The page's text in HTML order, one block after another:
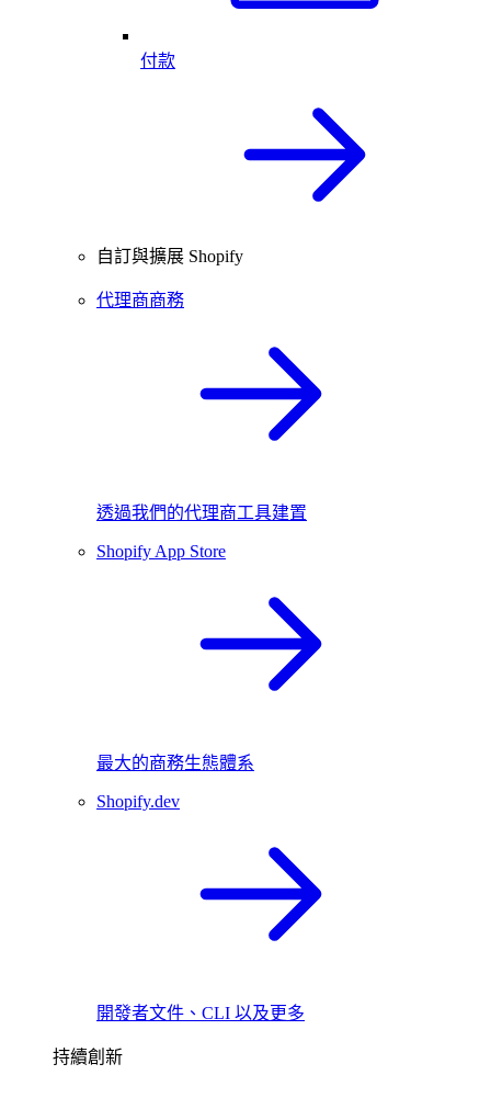
付款
自訂與擴展 Shopify
代理商商務
透過我們的代理商工具建置
Shopify App Store
最大的商務生態體系
Shopify.dev
開發者文件、CLI 以及更多
持續創新